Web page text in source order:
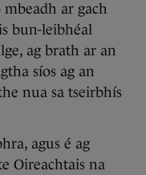
mbeadh ar gach
bun-leibhéal
ag brath ar an
síos ag an
nua sa tseirbhís
agus é ag
Oireachtais na